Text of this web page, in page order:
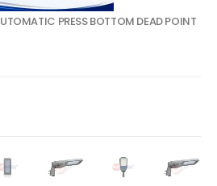
PRESS BOTTOM DEAD POINT